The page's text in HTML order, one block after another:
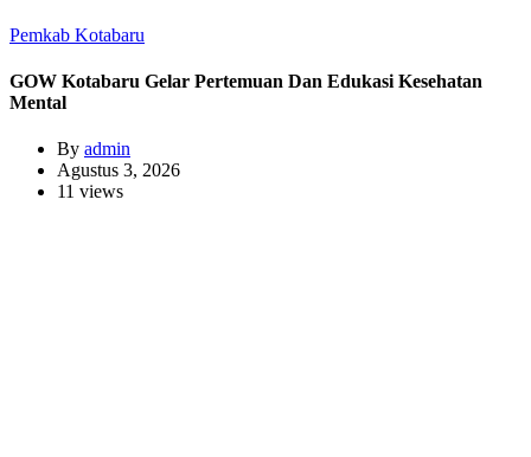
Pemkab Kotabaru
GOW Kotabaru Gelar Pertemuan Dan Edukasi Kesehatan
Mental
By admin
Agustus 3, 2026
11 views